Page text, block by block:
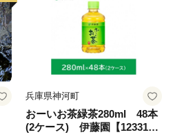
兵庫県神河町
おーいお茶緑茶280ml 48本
(2ケース) 伊藤園【123317